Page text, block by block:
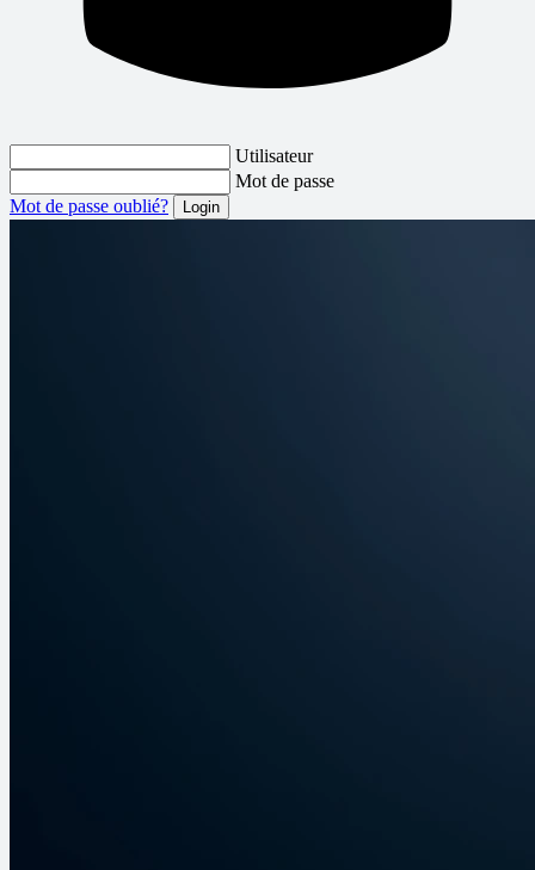
Utilisateur
Mot de passe
Mot de passe oublié?